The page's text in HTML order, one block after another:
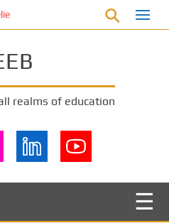
immediato: come ottenere le
realms of education